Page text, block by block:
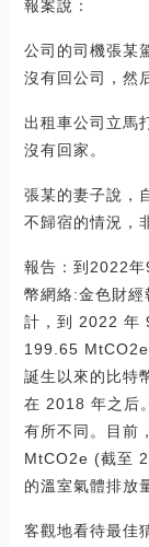
報案說：
公司的司機張某
沒有回公司，然
出租車公司立馬
沒有回家。
張某的妻子說，
不歸宿的情況，
報告：到2022
幣網絡:金色財
計，到 2022 年
199.65
誕生以來的比特
在 2018 年之后
有所不同。目前
MtCO2e (截至
的溫室氣體排放
客觀地看待最佳